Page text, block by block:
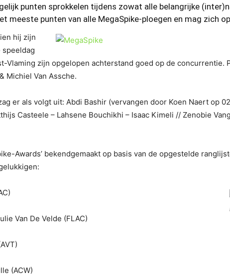
punten sprokkelen tijdens zowat alle belangrijke
meeste punten van alle MegaSpike-ploegen en mag zich
hij zijn
speeldag
Vlaming zijn opgelopen achterstand goed op de concurrentie.
Michiel Van Assche.
er als volgt uit: Abdi Bashir (vervangen door Koen Naert op
Casteele – Lahsene Bouchikhi – Isaac Kimeli // Zenobie
Awards’ bekendgemaakt op basis van de opgestelde
Van De Velde (FLAC)
(ACW)